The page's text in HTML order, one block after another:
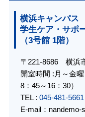
横浜キャンパス
学生ケア・サポ
（3号館 1階）
〒221-8686 横浜
開室時間 :月～金
8：45～16：30）
TEL : 045-481-5661
E-mail： nandemo-